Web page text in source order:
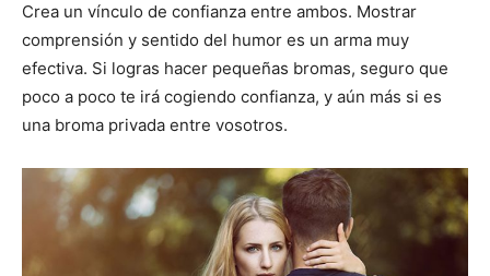
Crea un vínculo de confianza entre ambos. Mostrar
comprensión y sentido del humor es un arma muy
efectiva. Si logras hacer pequeñas bromas, seguro que
poco a poco te irá cogiendo confianza, y aún más si es
una broma privada entre vosotros.